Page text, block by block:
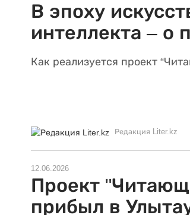
В эпоху
интеллекта – о
Как реализуется проект
Редакция Liter.kz
12.06.2026
Проект
прибыл в